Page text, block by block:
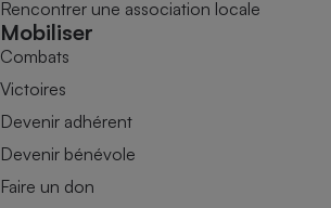
Rencontrer une association locale
Mobiliser
Combats
Victoires
Devenir adhérent
Devenir bénévole
Faire un don